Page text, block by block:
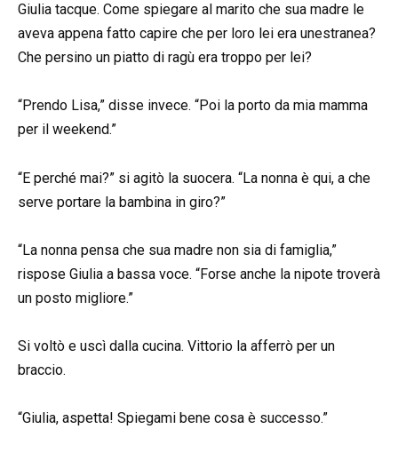
Giulia tacque. Come spiegare al marito che sua madre le
aveva appena fatto capire che per loro lei era unestranea?
Che persino un piatto di ragù era troppo per lei?
“Prendo Lisa,” disse invece. “Poi la porto da mia mamma
per il weekend.”
“E perché mai?” si agitò la suocera. “La nonna è qui, a che
serve portare la bambina in giro?”
“La nonna pensa che sua madre non sia di famiglia,”
rispose Giulia a bassa voce. “Forse anche la nipote troverà
un posto migliore.”
Si voltò e uscì dalla cucina. Vittorio la afferrò per un
braccio.
“Giulia, aspetta! Spiegami bene cosa è successo.”